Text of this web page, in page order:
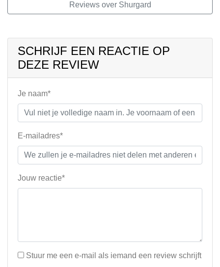
Reviews over Shurgard
SCHRIJF EEN REACTIE OP
DEZE REVIEW
Je naam*
E-mailadres*
Jouw reactie*
Stuur me een e-mail als iemand een review schrijft